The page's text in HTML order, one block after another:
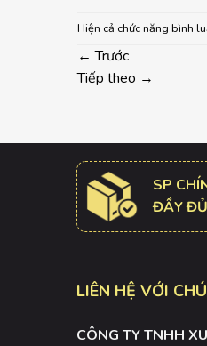
Hiện cả chức năng bình
← Trước
Tiếp theo →
SP
ĐẦY
LIÊN HỆ VỚI
CÔNG TY TNHH